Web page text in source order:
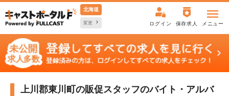
北海道
変更 ログイン 保存求人 メニュー
上川郡東川町の販促スタッフのバイト・アルバ